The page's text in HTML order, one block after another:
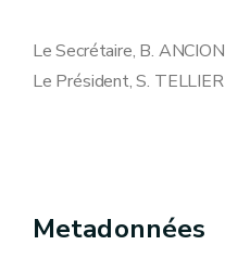
Le Secrétaire, B. ANCION
Le Président, S. TELLIER
Metadonnées